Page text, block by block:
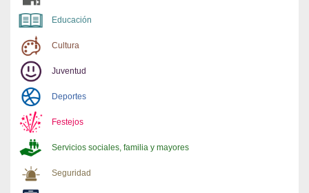
Educación
Cultura
Juventud
Deportes
Festejos
Servicios sociales, familia y mayores
Seguridad